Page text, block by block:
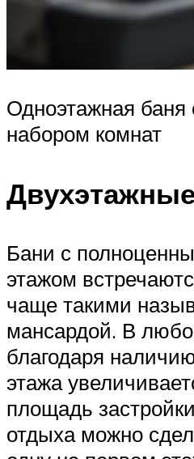
Одноэтажная
набором комнат
Бани с
этажом
чаще такими
мансардой. В
благодаря
этажа
площадь
отдыха можно